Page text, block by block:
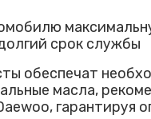
срок службы
обеспечат
масла,
гарантируя